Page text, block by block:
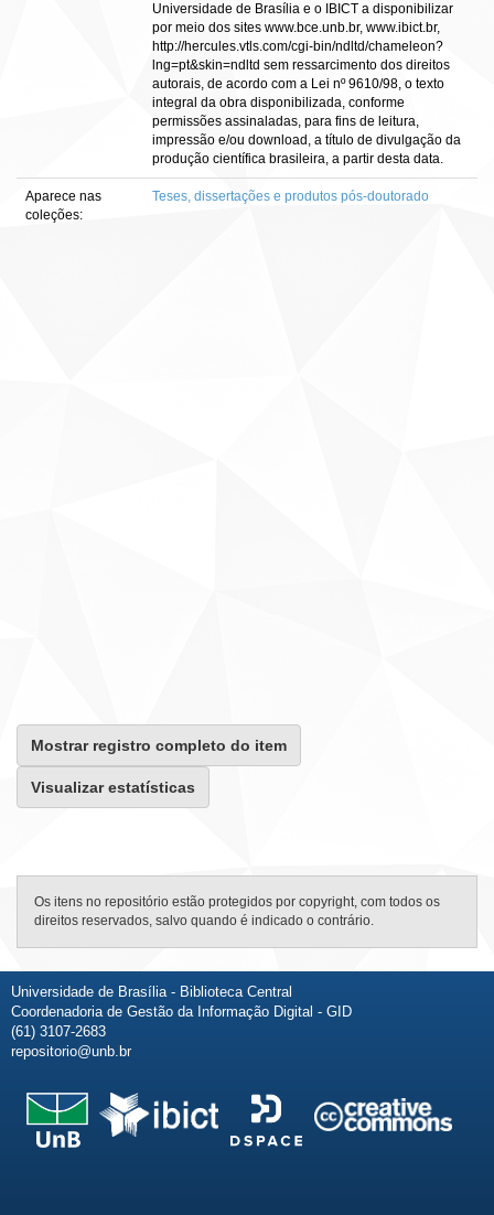
Universidade de Brasília e o IBICT a disponibilizar
por meio dos sites www.bce.unb.br, www.ibict.br,
http://hercules.vtls.com/cgi-bin/ndltd/chameleon?
lng=pt&skin=ndltd sem ressarcimento dos direitos
autorais, de acordo com a Lei nº 9610/98, o texto
integral da obra disponibilizada, conforme
permissões assinaladas, para fins de leitura,
impressão e/ou download, a título de divulgação da
produção científica brasileira, a partir desta data.
Aparece nas
coleções:
Teses, dissertações e produtos pós-doutorado
Mostrar registro completo do item
Visualizar estatísticas
Os itens no repositório estão protegidos por copyright, com todos os
direitos reservados, salvo quando é indicado o contrário.
Universidade de Brasília - Biblioteca Central
Coordenadoria de Gestão da Informação Digital - GID
(61) 3107-2683
repositorio@unb.br